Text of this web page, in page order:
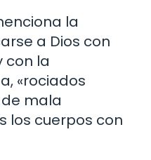
la
a Dios con
con la
«rociados
mala
los cuerpos con